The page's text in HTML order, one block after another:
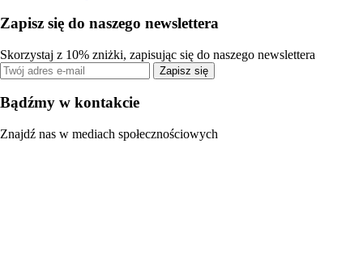
Zapisz się do naszego newslettera
Skorzystaj z 10% zniżki, zapisując się do naszego newslettera
Zapisz się
Bądźmy w kontakcie
Znajdź nas w mediach społecznościowych